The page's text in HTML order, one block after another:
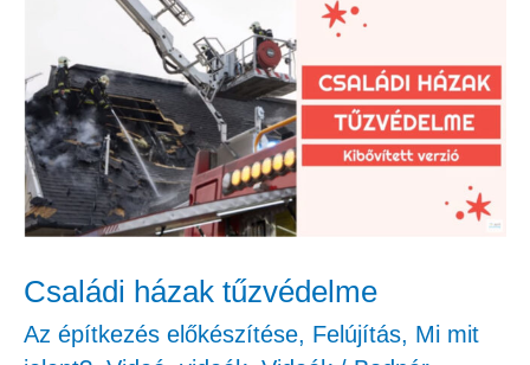
Családi házak tűzvédelme
Az építkezés előkészítése, Felújítás, Mi mit
tűzvédelme